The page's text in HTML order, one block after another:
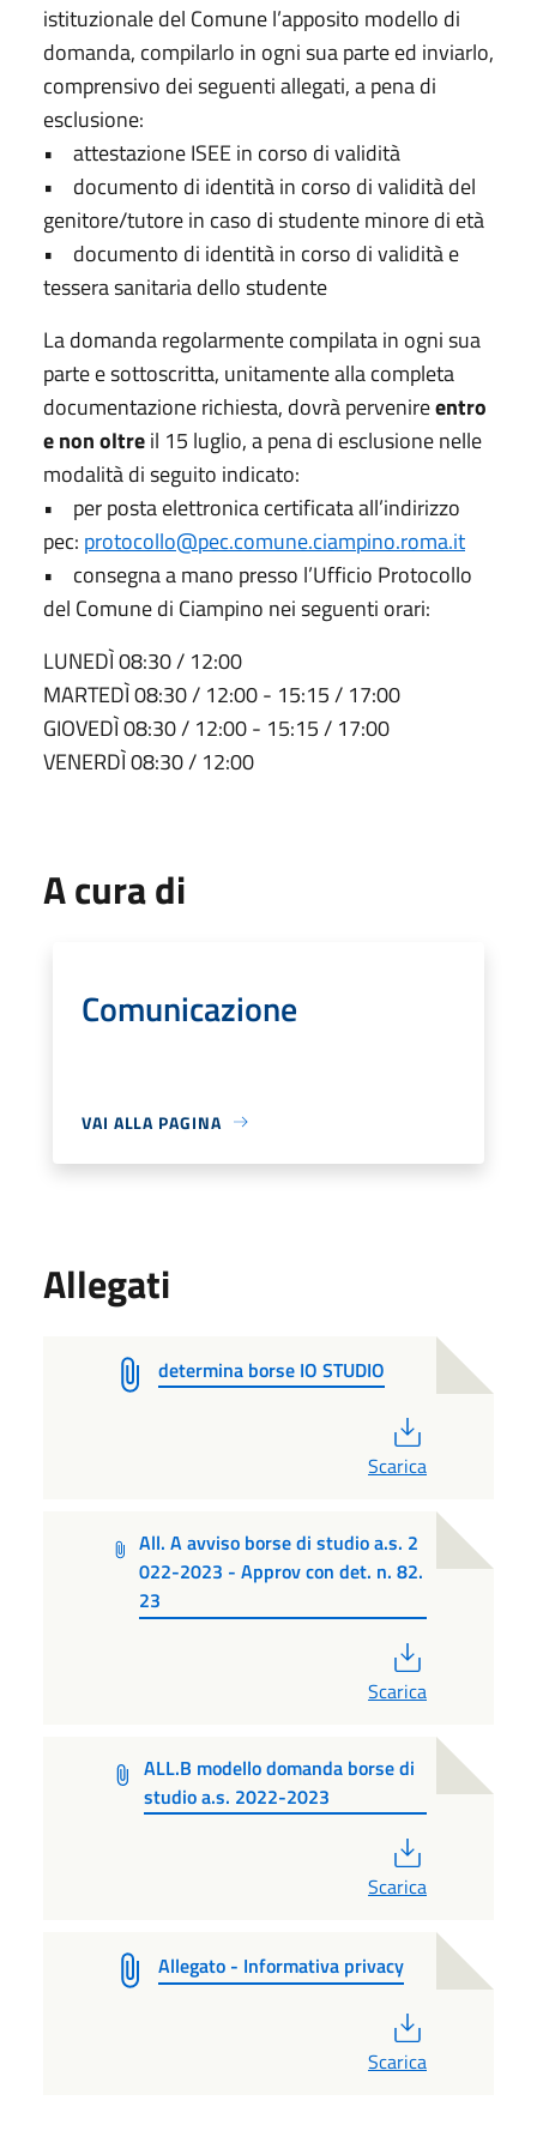
istituzionale del Comune l’apposito modello di
domanda, compilarlo in ogni sua parte ed inviarlo,
comprensivo dei seguenti allegati, a pena di
esclusione:
• attestazione ISEE in corso di validità
• documento di identità in corso di validità del
genitore/tutore in caso di studente minore di età
• documento di identità in corso di validità e
tessera sanitaria dello studente
La domanda regolarmente compilata in ogni sua
parte e sottoscritta, unitamente alla completa
documentazione richiesta, dovrà pervenireentro
e non oltreil 15 luglio, a pena di esclusione nelle
modalità di seguito indicato:
• per posta elettronica certificata all’indirizzo
pec: protocollo@pec.comune.ciampino.roma.it
• consegna a mano presso l’Ufficio Protocollo
del Comune di Ciampino nei seguenti orari:
LUNEDÌ 08:30 / 12:00
MARTEDÌ 08:30 / 12:00 - 15:15 / 17:00
GIOVEDÌ 08:30 / 12:00 - 15:15 / 17:00
VENERDÌ 08:30 / 12:00
A cura di
Comunicazione
VAI ALLA PAGINA
Allegati
determina borse IO STUDIO
Scarica
All. A avviso borse di studio a.s. 2
022-2023 - Approv con det. n. 82.
23
Scarica
ALL.B modello domanda borse di
studio a.s. 2022-2023
Scarica
Allegato - Informativa privacy
Scarica